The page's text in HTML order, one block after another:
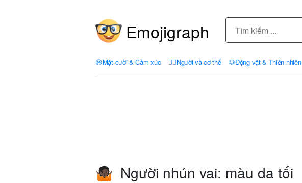
Emojigraph
😃Mặt cười & Cảm xúc 🤦‍♀️Người và cơ thể 🐶Động vật & Thiên nhiên
🤷🏿 Người nhún vai: màu da tối